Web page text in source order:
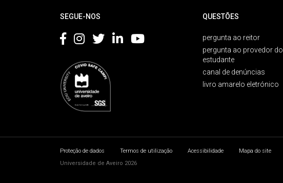
SEGUE-NOS QUESTÕES
pergunta ao reitor
pergunta ao provedor do
estudante
canal de denúncias
livro amarelo eletrónico
Proteção de dados Termos de utilização Acessibilidade
Mapa do site
Universidade de Aveiro 2026